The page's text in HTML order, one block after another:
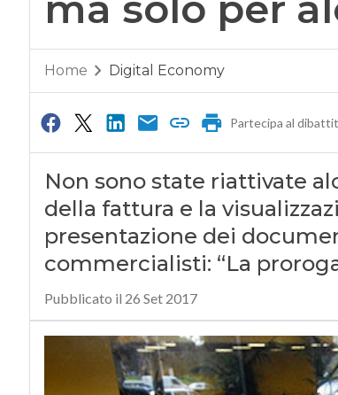
Home Digital Economy
Partecipa al
Non sono state riattivate
della fattura e la
presentazione dei
commercialisti: “La
Pubblicato il 26 Set 2017